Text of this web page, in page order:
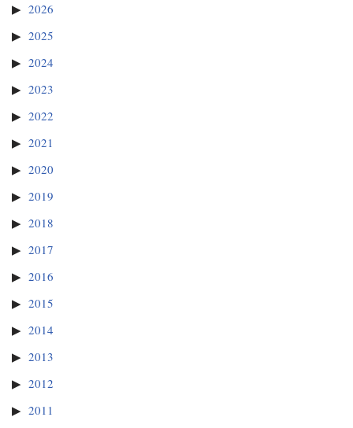
2026
2025
2024
2023
2022
2021
2020
2019
2018
2017
2016
2015
2014
2013
2012
2011